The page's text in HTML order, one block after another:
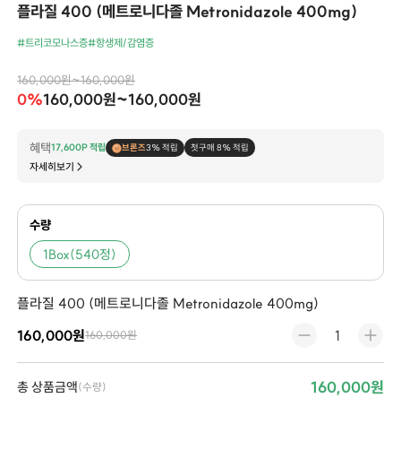
플라질 400 (메트로니다졸 Metronidazole 400mg)
#트리코모나스증#항생제/감염증
160,000원~160,000원
0%160,000원~160,000원
혜택17,600P 적립 브론즈3% 적립 첫구매 8% 적립
자세히보기
수량
1Box(540정)
플라질 400 (메트로니다졸 Metronidazole 400mg)
160,000원160,000원
총 상품금액(수량) 160,000원